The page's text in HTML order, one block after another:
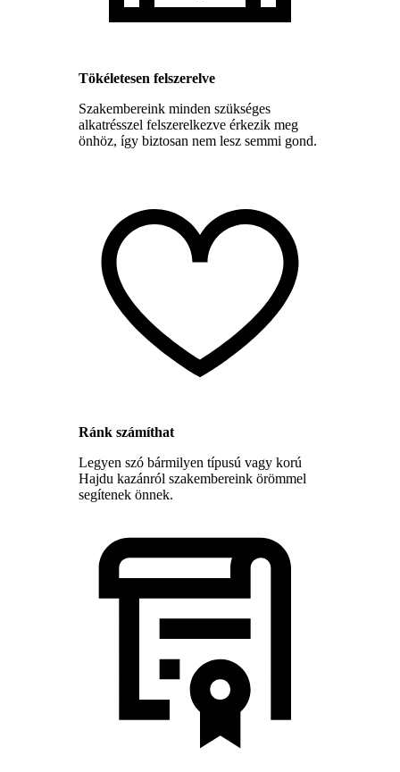
Tökéletesen felszerelve
Szakembereink minden szükséges
alkatrésszel felszerelkezve érkezik meg
önhöz, így biztosan nem lesz semmi gond.
Ránk számíthat
Legyen szó bármilyen típusú vagy korú
Hajdu kazánról szakembereink örömmel
segítenek önnek.